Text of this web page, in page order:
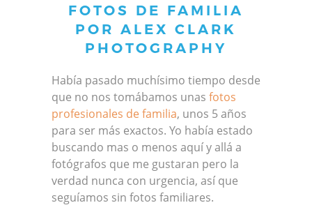
FOTOS DE FAMILIA
POR ALEX CLARK
PHOTOGRAPHY
Había pasado muchísimo tiempo desde
que no nos tomábamos unas fotos
profesionales de familia, unos 5 años
para ser más exactos. Yo había estado
buscando mas o menos aquí y allá a
fotógrafos que me gustaran pero la
verdad nunca con urgencia, así que
seguíamos sin fotos familiares.